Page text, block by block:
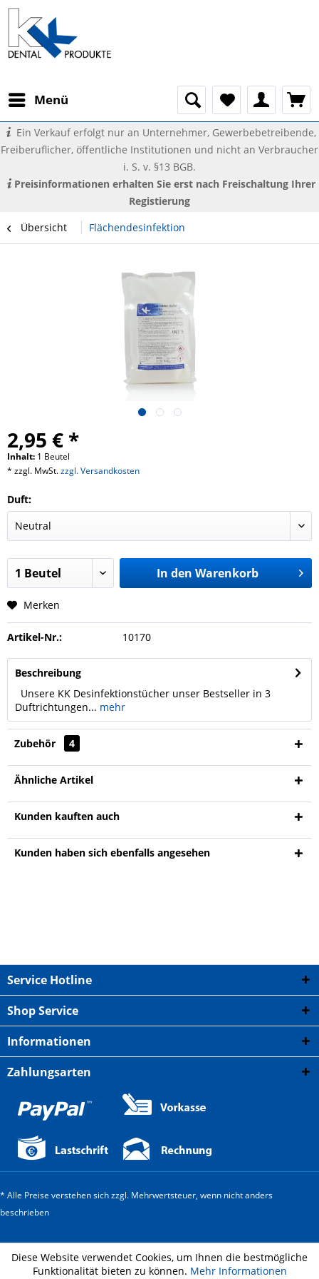
Menü
Ein Verkauf erfolgt nur an Unternehmer, Gewerbebetreibende,
Freiberuflicher, öffentliche Institutionen und nicht an Verbraucher
i. S. v. §13 BGB.
Preisinformationen erhalten Sie erst nach Freischaltung Ihrer
Registierung
Übersicht
Flächendesinfektion
2,95 € *
Inhalt: 1 Beutel
* zzgl. MwSt.zzgl. Versandkosten
Duft:
In den Warenkorb
Merken
Artikel-Nr.: 10170
Beschreibung
Unsere KK Desinfektionstücher unser Bestseller in 3
Duftrichtungen... mehr
Zubehör 4
Ähnliche Artikel
Kunden kauften auch
Kunden haben sich ebenfalls angesehen
Service Hotline
Shop Service
Informationen
Zahlungsarten
* Alle Preise verstehen sich zzgl. Mehrwertsteuer, wenn nicht anders
beschrieben
Diese Website verwendet Cookies, um Ihnen die bestmögliche
Funktionalität bieten zu können. Mehr Informationen